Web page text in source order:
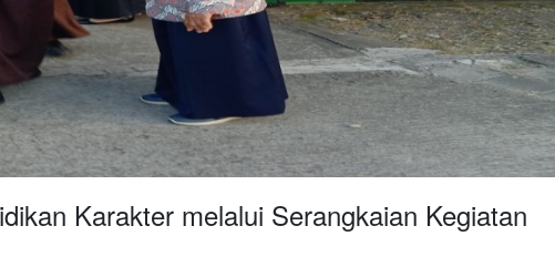
Karakter melalui Serangkaian Kegiatan